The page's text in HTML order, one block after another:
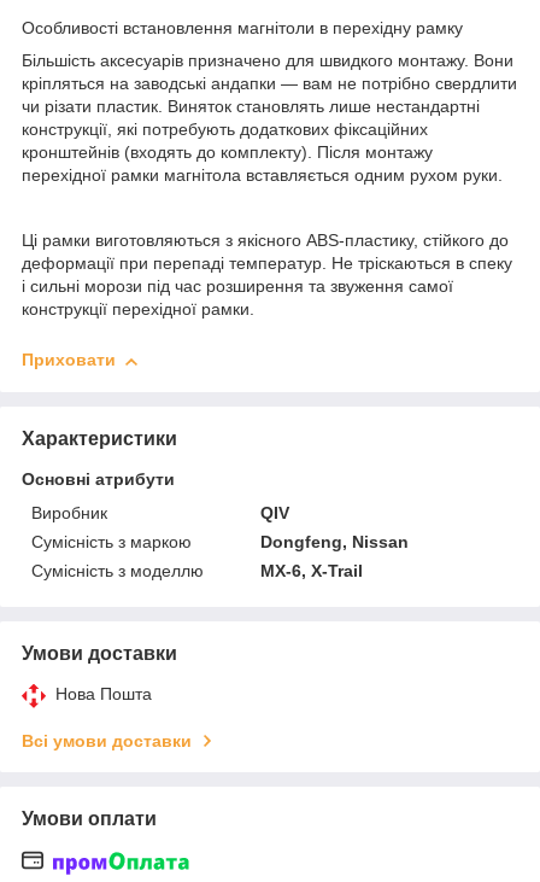
Особливості встановлення магнітоли в перехідну рамку
Більшість аксесуарів призначено для швидкого монтажу. Вони
кріпляться на заводські андапки — вам не потрібно свердлити
чи різати пластик. Виняток становлять лише нестандартні
конструкції, які потребують додаткових фіксаційних
кронштейнів (входять до комплекту). Після монтажу
перехідної рамки магнітола вставляється одним рухом руки.
Ці рамки виготовляються з якісного ABS-пластику, стійкого до
деформації при перепаді температур. Не тріскаються в спеку
і сильні морози під час розширення та звуження самої
конструкції перехідної рамки.
Приховати
Характеристики
Основні атрибути
Виробник
QIV
Сумісність з маркою
Dongfeng, Nissan
Сумісність з моделлю
MX-6, X-Trail
Умови доставки
Нова Пошта
Всі умови доставки
Умови оплати